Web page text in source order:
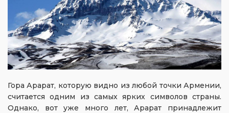
Гора Арарат, которую видно из любой точки Армении,
считается одним из самых ярких символов страны.
Однако, вот уже много лет, Арарат принадлежит